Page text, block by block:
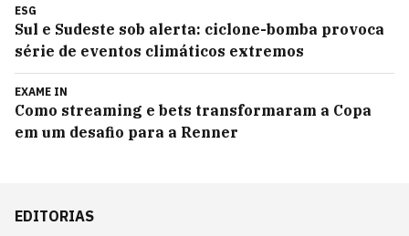
ESG
Sul e Sudeste sob alerta: ciclone-bomba provoca
série de eventos climáticos extremos
EXAME IN
Como streaming e bets transformaram a Copa
em um desafio para a Renner
EDITORIAS